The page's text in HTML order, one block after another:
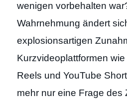
wenigen vorbehalten
Wahrnehmung ändert
explosionsartigen
Kurzvideoplattformen wie
Reels und YouTube
mehr nur eine Frage des